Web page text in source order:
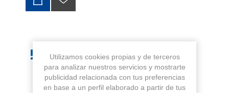
Utilizamos cookies propias y de terceros
para analizar nuestros servicios y mostrarte
publicidad relacionada con tus preferencias
en base a un perfil elaborado a partir de tus